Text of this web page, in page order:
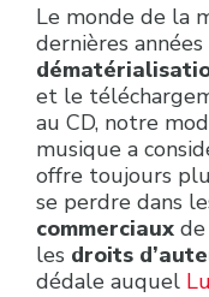
Le monde de la
dernières années
et le
au CD, notre
musique a
offre toujours
se perdre dans
commerciaux
les droits
dédale auquel